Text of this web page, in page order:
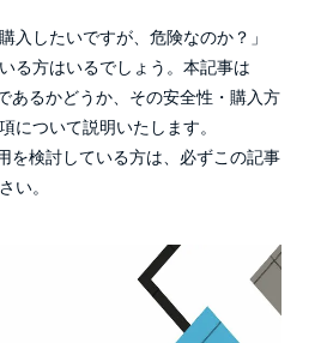
入したいですが、危険なのか？」
る方はいるでしょう。本記事は
あるかどうか、その安全性・購入方
について説明いたします。
を検討している方は、必ずこの記事
い。